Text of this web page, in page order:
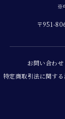
※
〒951-
お問い合わせ
特定商取引法に関す